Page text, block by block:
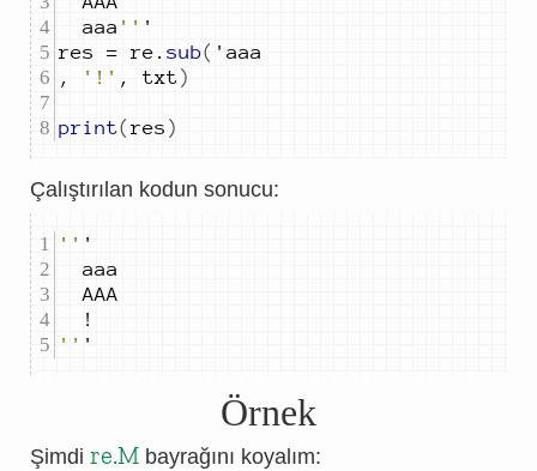
	aaa
''
res = re . sub(
,
'!' , txt)
print( res )
Çalıştırılan kodun sonucu:
''
'' '
Örnek
Şimdi re.M bayrağını koyalım: